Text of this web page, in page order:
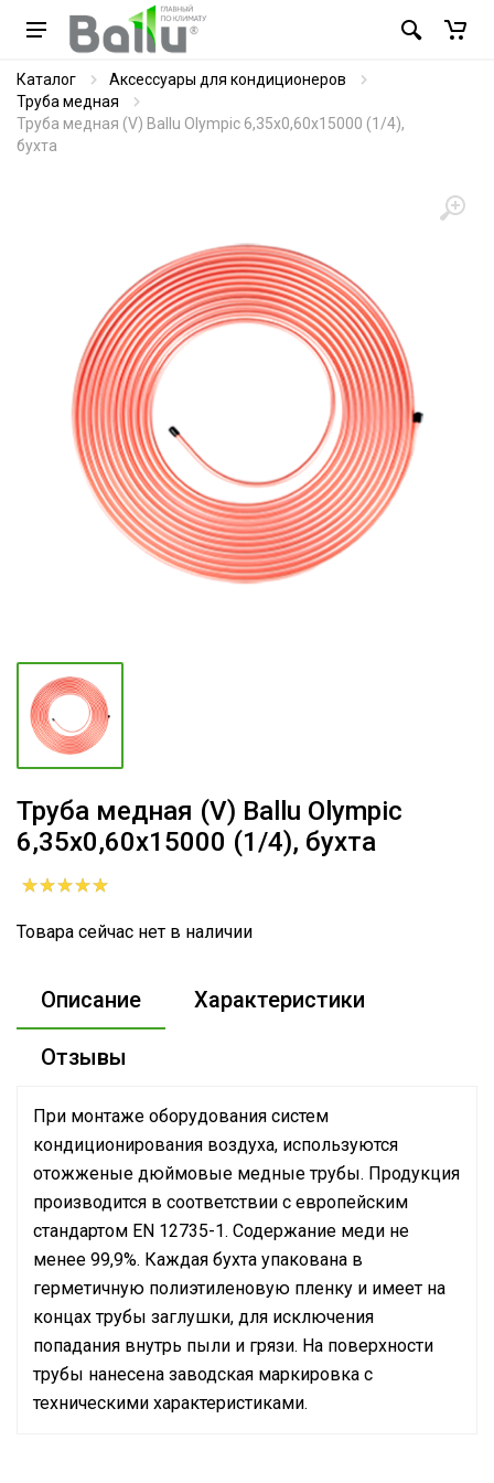
Каталог
Аксессуары для кондиционеров
Труба медная
Труба медная (V) Ballu Olympic 6,35х0,60х15000 (1/4),
бухта
Труба медная (V) Ballu Olympic
6,35х0,60х15000 (1/4), бухта
Товара сейчас нет в наличии
Описание Характеристики
Отзывы
При монтаже оборудования систем
кондиционирования воздуха, используются
отожженые дюймовые медные трубы. Продукция
производится в соответствии с европейским
стандартом EN 12735-1. Содержание меди не
менее 99,9%. Каждая бухта упакована в
герметичную полиэтиленовую пленку и имеет на
концах трубы заглушки, для исключения
попадания внутрь пыли и грязи. На поверхности
трубы нанесена заводская маркировка с
техническими характеристиками.